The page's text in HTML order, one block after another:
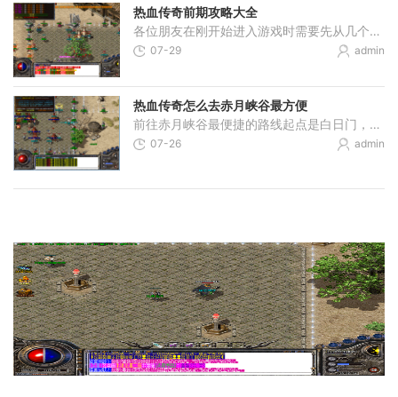
热血传奇前期攻略大全
各位朋友在刚开始进入游戏时需要先从几个基本步骤入手，首先咱们要认真看看游戏操作界面，在屏幕的上方一般会显示地图和角色信息，右侧往往是技能栏和背包，得先弄明白每个按
07-29 admin
热血传奇怎么去赤月峡谷最方便
前往赤月峡谷最便捷的路线起点是白日门，从此处出发可以最为高效地抵达目的地。从白日门坐标（350,239）附近可以找到丛林迷宫的入口，进入丛林迷宫后，通过坐标（321,120）的传送点
07-26 admin